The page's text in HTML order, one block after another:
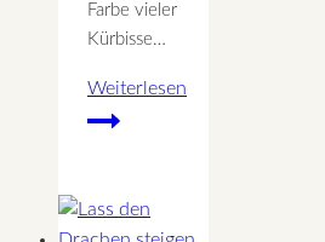
Farbe vieler
Kürbisse…
Weiterlesen
Hokkaido